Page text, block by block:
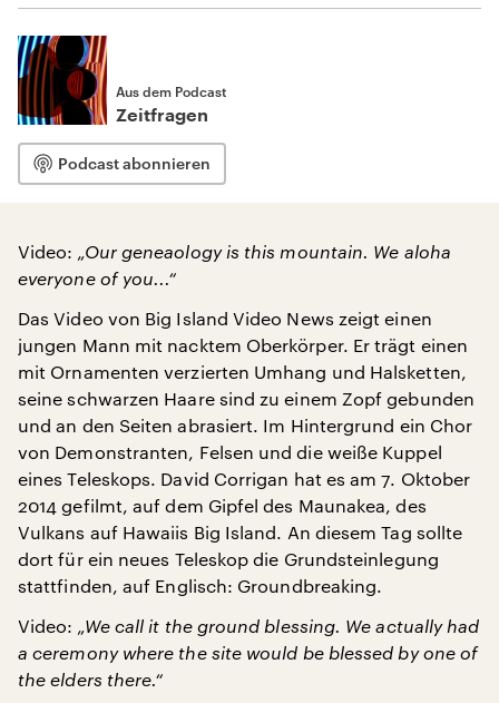
Aus dem Podcast
Zeitfragen
Podcast abonnieren
Video: „Our geneaology is this mountain. We aloha
everyone of you...“
Das Video von Big Island Video News zeigt einen
jungen Mann mit nacktem Oberkörper. Er trägt einen
mit Ornamenten verzierten Umhang und Halsketten,
seine schwarzen Haare sind zu einem Zopf gebunden
und an den Seiten abrasiert. Im Hintergrund ein Chor
von Demonstranten, Felsen und die weiße Kuppel
eines Teleskops. David Corrigan hat es am 7. Oktober
2014 gefilmt, auf dem Gipfel des Maunakea, des
Vulkans auf Hawaiis Big Island. An diesem Tag sollte
dort für ein neues Teleskop die Grundsteinlegung
stattfinden, auf Englisch: Groundbreaking.
Video: „We call it the ground blessing. We actually had
a ceremony where the site would be blessed by one of
the elders there.“